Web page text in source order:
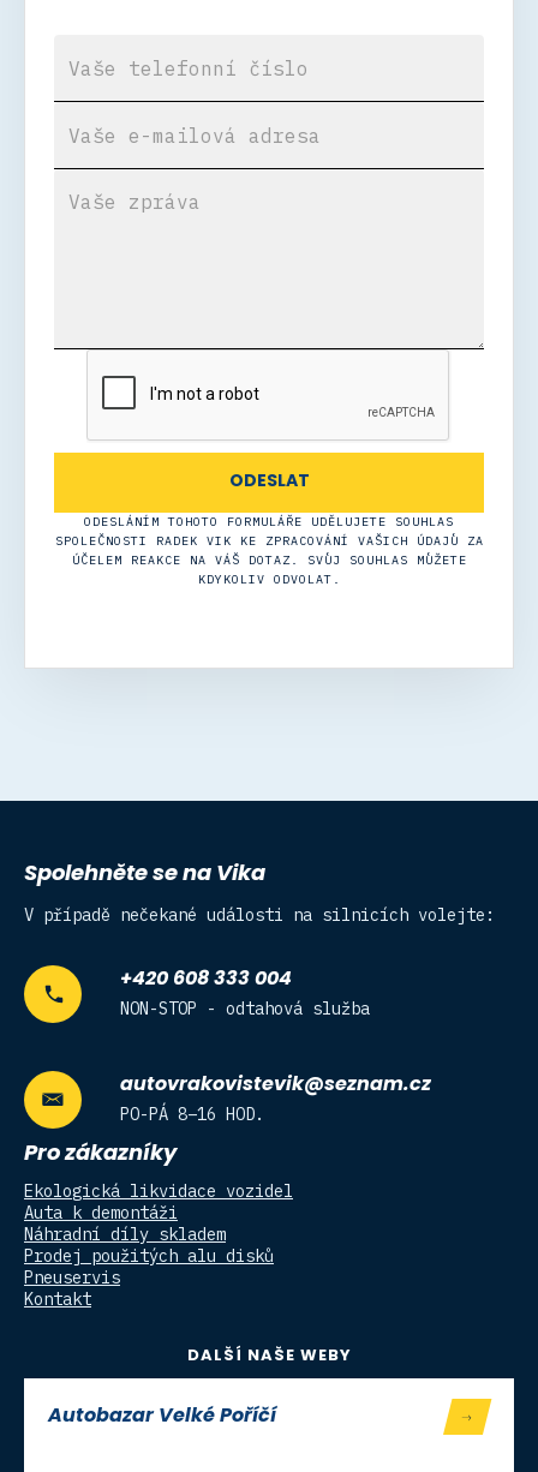
ODESLÁNÍM TOHOTO FORMULÁŘE UDĚLUJETE SOUHLAS
SPOLEČNOSTI RADEK VIK KE ZPRACOVÁNÍ VAŠICH ÚDAJŮ ZA
ÚČELEM REAKCE NA VÁŠ DOTAZ. SVŮJ SOUHLAS MŮŽETE
KDYKOLIV ODVOLAT.
Spolehněte se na Vika
V případě nečekané události na silnicích volejte:
+420 608 333 004
NON-STOP - odtahová služba
autovrakovistevik@seznam.cz
PO-PÁ 8–16 HOD.
Pro zákazníky
Ekologická likvidace vozidel
Auta k demontáži
Náhradní díly skladem
Prodej použitých alu disků
Pneuservis
Kontakt
DALŠÍ NAŠE WEBY
Autobazar Velké Poříčí